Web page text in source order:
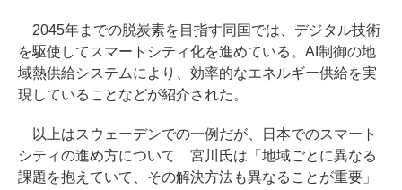
2045年までの脱炭素を目指す同国では、デジタル技術
を駆使してスマートシティ化を進めている。AI制御の地
域熱供給システムにより、効率的なエネルギー供給を実
現していることなどが紹介された。
以上はスウェーデンでの一例だが、日本でのスマート
シティの進め方について 宮川氏は「地域ごとに異なる
課題を抱えていて、その解決方法も異なることが重要」